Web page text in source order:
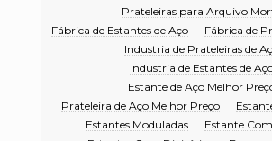
Prateleiras para Arquivo
Fábrica de Estantes de Aço
Fábrica de
Industria de Prateleiras de
Industria de Estantes de
Estante de Aço Melhor
Prateleira de Aço Melhor Preço
Estantes Moduladas
Estante